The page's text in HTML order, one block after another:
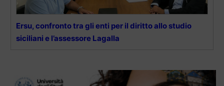
Ersu, confronto tra gli enti per il diritto allo studio
siciliani e l’assessore Lagalla